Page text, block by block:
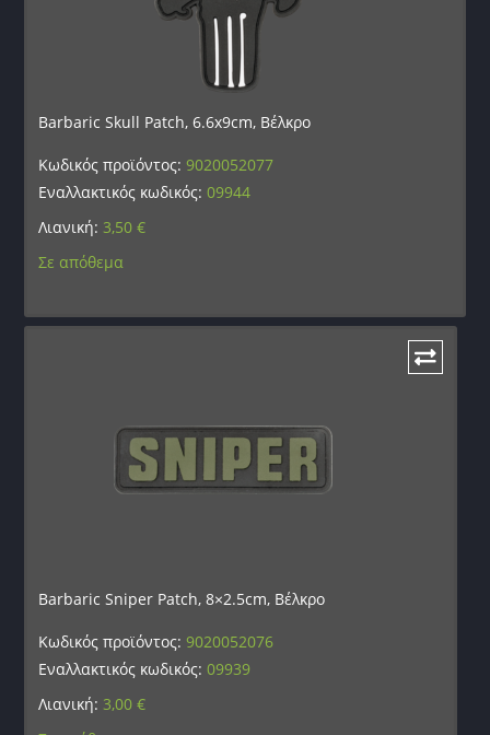
Barbaric Skull Patch, 6.6x9cm, Βέλκρο
Κωδικός προϊόντος:9020052077
Εναλλακτικός κωδικός:09944
Λιανική: 3,50€
Σε απόθεμα
Barbaric Sniper Patch, 8×2.5cm, Βέλκρο
Κωδικός προϊόντος:9020052076
Εναλλακτικός κωδικός:09939
Λιανική: 3,00€